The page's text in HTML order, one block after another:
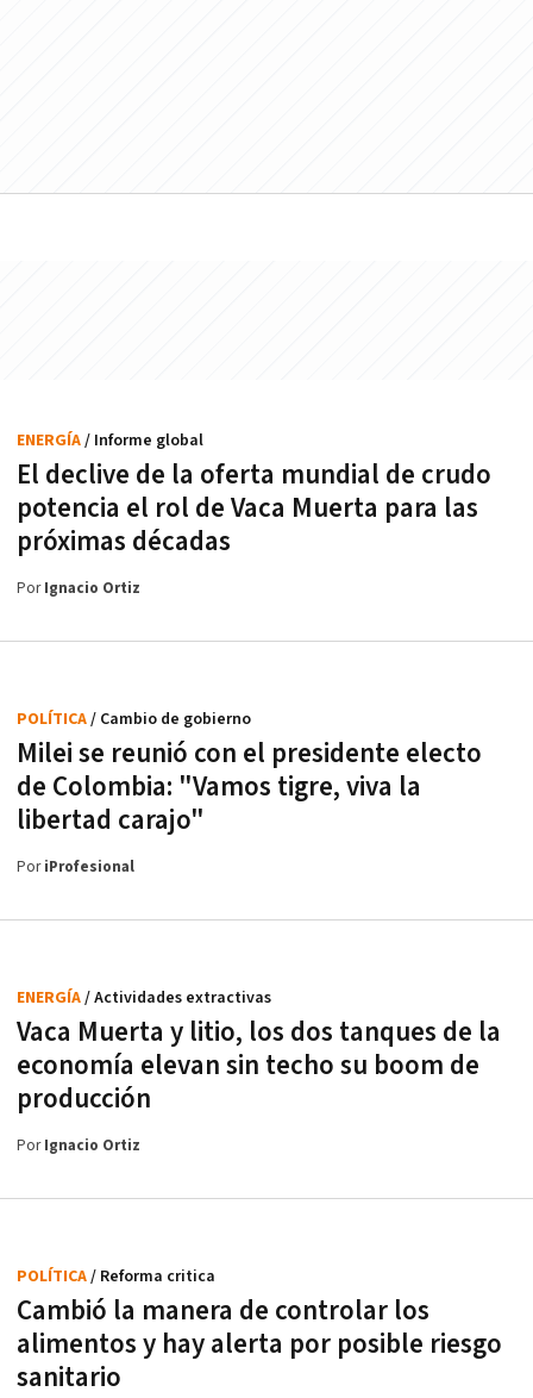
El declive de la oferta mundial de crudo
potencia el rol de Vaca Muerta para las
próximas décadas
ENERGÍA/ Informe global
PorIgnacio Ortiz
Milei se reunió con el presidente electo
de Colombia: "Vamos tigre, viva la
libertad carajo"
POLÍTICA/ Cambio de gobierno
PoriProfesional
Vaca Muerta y litio, los dos tanques de la
economía elevan sin techo su boom de
producción
ENERGÍA/ Actividades extractivas
PorIgnacio Ortiz
Cambió la manera de controlar los
alimentos y hay alerta por posible riesgo
sanitario
POLÍTICA/ Reforma critica